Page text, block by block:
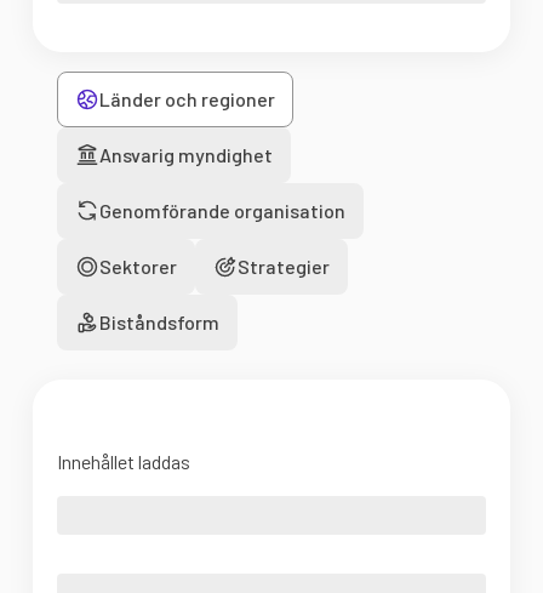
Länder och regioner
Ansvarig myndighet
Genomförande organisation
Sektorer Strategier
Biståndsform
Innehållet laddas